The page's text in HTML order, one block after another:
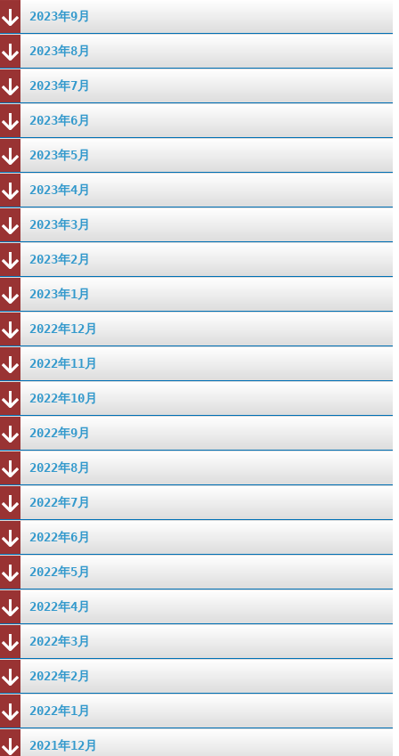
2023年9月
2023年8月
2023年7月
2023年6月
2023年5月
2023年4月
2023年3月
2023年2月
2023年1月
2022年12月
2022年11月
2022年10月
2022年9月
2022年8月
2022年7月
2022年6月
2022年5月
2022年4月
2022年3月
2022年2月
2022年1月
2021年12月